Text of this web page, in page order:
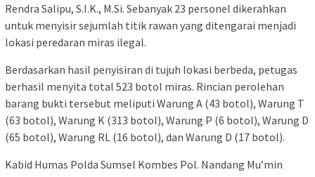
Rendra Salipu, S.I.K., M.Si. Sebanyak 23 personel dikerahkan
untuk menyisir sejumlah titik rawan yang ditengarai menjadi
lokasi peredaran miras ilegal.
Berdasarkan hasil penyisiran di tujuh lokasi berbeda, petugas
berhasil menyita total 523 botol miras. Rincian perolehan
barang bukti tersebut meliputi Warung A (43 botol), Warung T
(63 botol), Warung K (313 botol), Warung P (6 botol), Warung D
(65 botol), Warung RL (16 botol), dan Warung D (17 botol).
Kabid Humas Polda Sumsel Kombes Pol. Nandang Mu’min